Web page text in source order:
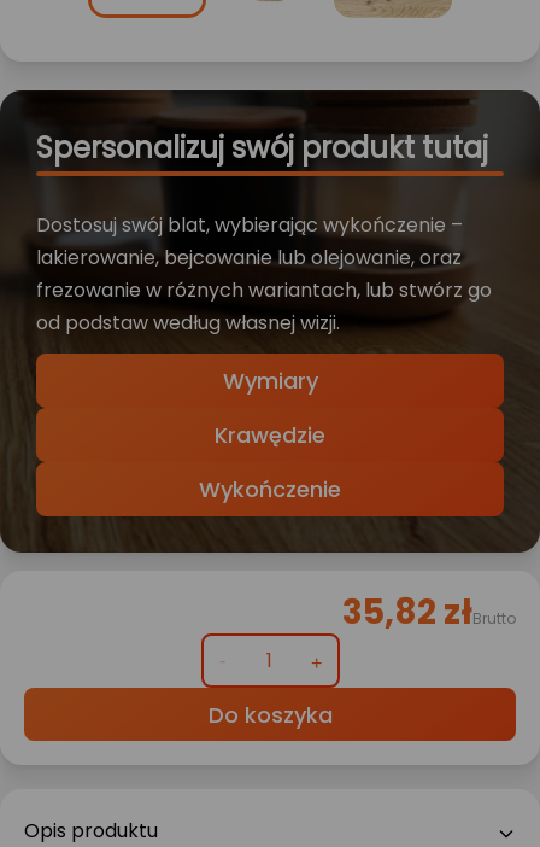
Spersonalizuj swój produkt tutaj
Dostosuj swój blat, wybierając wykończenie –
lakierowanie, bejcowanie lub olejowanie, oraz
frezowanie w różnych wariantach, lub stwórz go
od podstaw według własnej wizji.
Wymiary
Krawędzie
Wykończenie
35,82 złBrutto
Do koszyka
Opis produktu